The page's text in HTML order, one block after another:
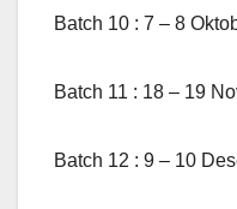
Batch 10 : 7 – 8
Batch 11 : 18 – 19
Batch 12 : 9 – 10